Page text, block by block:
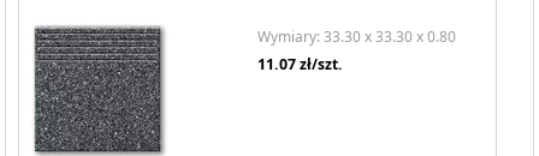
Wymiary: 33.30 x 33.30 x 0.80
11.07zł/szt.